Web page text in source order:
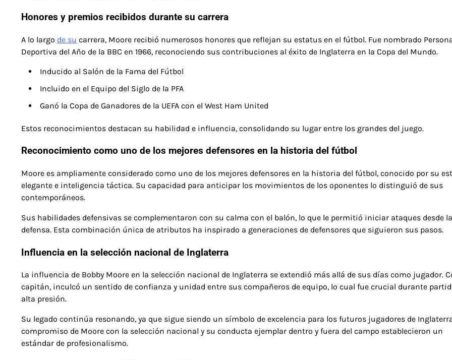
Honores y premios recibidos durante su carrera
A lo largo de su carrera, Moore recibió numerosos honores que reflejan su estatus en el fútbol. Fue nombrado
Deportiva del Año de la BBC en 1966, reconociendo sus contribuciones al éxito de Inglaterra en la Copa del Mundo.
Inducido al Salón de la Fama del Fútbol
Incluido en el Equipo del Siglo de la PFA
Ganó la Copa de Ganadores de la UEFA con el West Ham United
Estos reconocimientos destacan su habilidad e influencia, consolidando su lugar entre los grandes del juego.
Reconocimiento como uno de los mejores defensores en la historia del fútbol
Moore es ampliamente considerado como uno de los mejores defensores en la historia del fútbol, conocido por su
elegante e inteligencia táctica. Su capacidad para anticipar los movimientos de los oponentes lo distinguió de sus
contemporáneos.
Sus habilidades defensivas se complementaron con su calma con el balón, lo que le permitió iniciar ataques desde la
defensa. Esta combinación única de atributos ha inspirado a generaciones de defensores que siguieron sus pasos.
Influencia en la selección nacional de Inglaterra
La influencia de Bobby Moore en la selección nacional de Inglaterra se extendió más allá de sus días como jugador.
capitán, inculcó un sentido de confianza y unidad entre sus compañeros de equipo, lo cual fue crucial durante
alta presión.
Su legado continúa resonando, ya que sigue siendo un símbolo de excelencia para los futuros jugadores de
compromiso de Moore con la selección nacional y su conducta ejemplar dentro y fuera del campo establecieron un
estándar de profesionalismo.